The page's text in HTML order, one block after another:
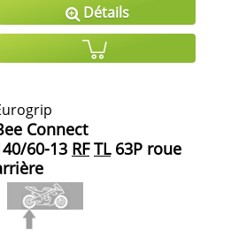
Détails
Connect
60-13 RF TL63P roue